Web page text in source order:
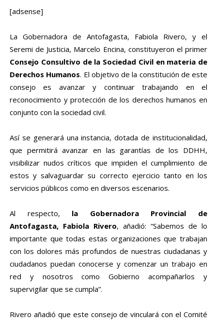
[adsense]
La Gobernadora de Antofagasta, Fabiola Rivero, y el
Seremi de Justicia, Marcelo Encina, constituyeron el primer
Consejo Consultivo de la Sociedad Civil en materia de
Derechos Humanos. El objetivo de la constitución de este
consejo es avanzar y continuar trabajando en el
reconocimiento y protección de los derechos humanos en
conjunto con la sociedad civil.
Así se generará una instancia, dotada de institucionalidad,
que permitirá avanzar en las garantías de los DDHH,
visibilizar nudos críticos que impiden el cumplimiento de
estos y salvaguardar su correcto ejercicio tanto en los
servicios públicos como en diversos escenarios.
Al respecto, la Gobernadora Provincial de
Antofagasta, Fabiola Rivero, añadió: “Sabemos de lo
importante que todas estas organizaciones que trabajan
con los dolores más profundos de nuestras ciudadanas y
ciudadanos puedan conocerse y comenzar un trabajo en
red y nosotros como Gobierno acompañarlos y
supervigilar que se cumpla”.
Rivero añadió que este consejo de vinculará con el Comité